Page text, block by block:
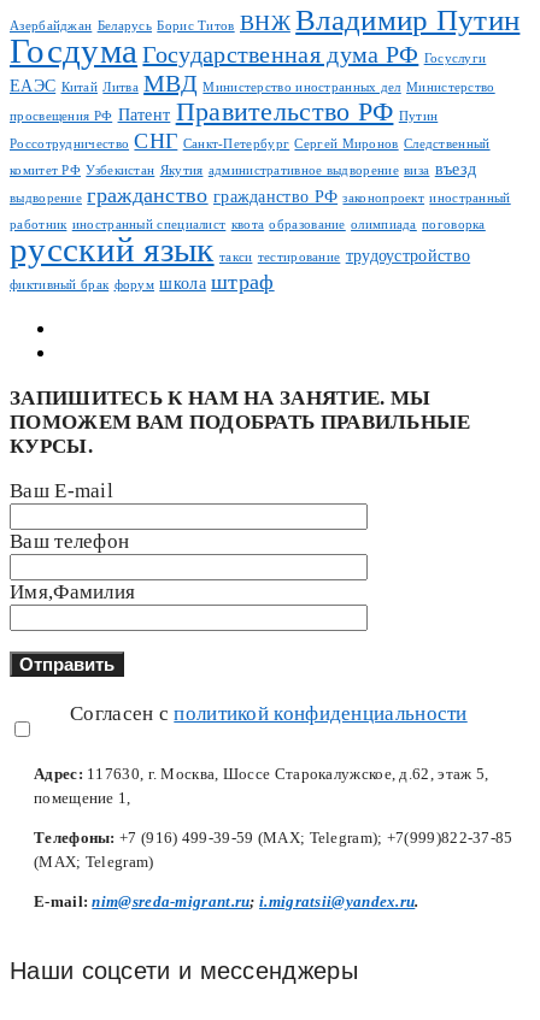
Азербайджан Беларусь Борис Титов ВНЖ Владимир Путин
Госдума Государственная дума РФ Госуслуги
ЕАЭС Китай Литва МВД Министерство иностранных дел Министерство
просвещения РФ Патент Правительство РФ Путин
Россотрудничество СНГ Санкт-Петербург Сергей Миронов Следственный
комитет РФ Узбекистан Якутия административное выдворение виза въезд
выдворение гражданство гражданство РФ законопроект иностранный
работник иностранный специалист квота образование олимпиада поговорка
русский язык такси тестирование трудоустройство
фиктивный брак форум школа штраф
ЗАПИШИТЕСЬ К НАМ НА ЗАНЯТИЕ. МЫ
ПОМОЖЕМ ВАМ ПОДОБРАТЬ ПРАВИЛЬНЫЕ
КУРСЫ.
Ваш E-mail
Ваш телефон
Имя,Фамилия
Согласен сполитикой конфиденциальности
Адрес: 117630, г. Москва, Шоссе Старокалужское, д.62, этаж 5,
помещение 1,
Телефоны: +7 (916) 499-39-59 (MAX; Telegram); +7(999)822-37-85
(MAX; Telegram)
Е-mail:nim@sreda-migrant.ru;i.migratsii@yandex.ru.
Наши соцсети и мессенджеры